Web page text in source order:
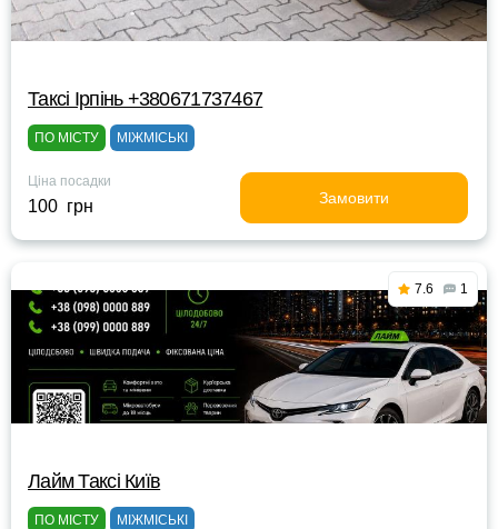
Таксі Ірпінь +380671737467
ПО МІСТУ МІЖМІСЬКІ
Ціна посадки
100 грн Замовити
7.6 1
Лайм Таксі Київ
ПО МІСТУ МІЖМІСЬКІ